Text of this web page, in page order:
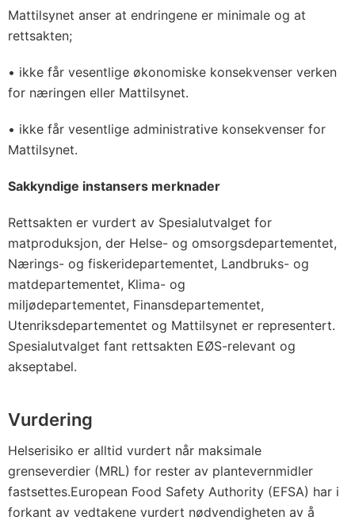
Mattilsynet anser at endringene er minimale og at
rettsakten;
• ikke får vesentlige økonomiske konsekvenser verken
for næringen eller Mattilsynet.
• ikke får vesentlige administrative konsekvenser for
Mattilsynet.
Sakkyndige instansers merknader
Rettsakten er vurdert av Spesialutvalget for
matproduksjon, der Helse- og omsorgsdepartementet,
Nærings- og fiskeridepartementet, Landbruks- og
matdepartementet, Klima- og
miljødepartementet, Finansdepartementet,
Utenriksdepartementet og Mattilsynet er representert.
Spesialutvalget fant rettsakten EØS-relevant og
akseptabel.
Vurdering
Helserisiko er alltid vurdert når maksimale
grenseverdier (MRL) for rester av plantevernmidler
fastsettes.European Food Safety Authority (EFSA) har i
forkant av vedtakene vurdert nødvendigheten av å